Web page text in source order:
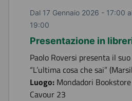
Dal 17 Gennaio 2026 - 17:00
19:00
Presentazione in
Paolo Roversi presenta il
“L’ultima cosa che sai”
Luogo: Mondadori
Cavour 23